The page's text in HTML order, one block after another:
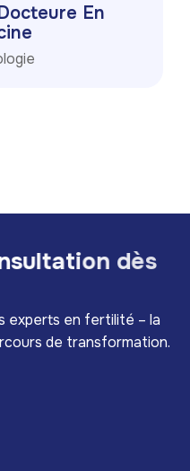
En
sultation dès
experts en fertilité – la
de transformation.